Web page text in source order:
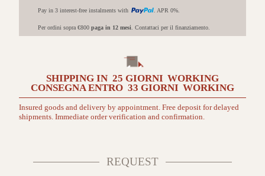
nero
quantità
Pay in 3 interest-free instalments with . APR 0%.
Per ordini sopra €800 paga in 12 mesi . Contattaci per il finanziamento.
SHIPPING IN 25 GIORNI WORKING
CONSEGNA ENTRO 33 GIORNI WORKING
Insured goods and delivery by appointment. Free deposit for delayed
shipments. Immediate order verification and confirmation.
REQUEST